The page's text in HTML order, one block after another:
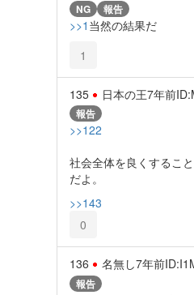
NG 報告
>>1 当然の結果だ
1
135 日本の王7年前
報告
>>122
社会全体を良くするこ
だよ。
>>143
0
136 名無し7年前
報告